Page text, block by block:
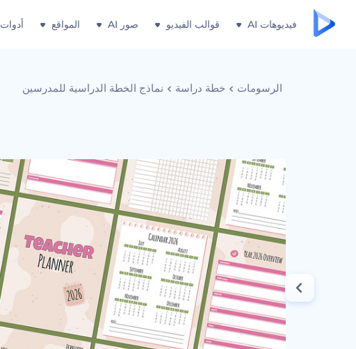
فيديوهات AI قوالب الفيديو صور AI المواقع أدوات
الرسومات خطة دراسة نماذج الخطة الدراسية للمدرسين